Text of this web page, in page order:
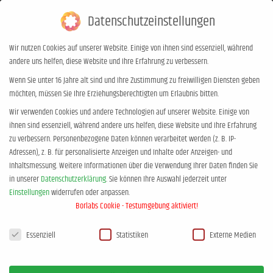
0,00€
Archives:Sonnensaal, Hotel
Sonne, Kugelgasse 2, 9450
Altstätten
Sie befinden sich hier:
Start
Datenschutzeinstellungen
Wir nutzen Cookies auf unserer Website. Einige von ihnen sind essenziell, während
andere uns helfen, diese Website und Ihre Erfahrung zu verbessern.
Wenn Sie unter 16 Jahre alt sind und Ihre Zustimmung zu freiwilligen Diensten geben
möchten, müssen Sie Ihre Erziehungsberechtigten um Erlaubnis bitten.
Wir verwenden Cookies und andere Technologien auf unserer Website. Einige von
ihnen sind essenziell, während andere uns helfen, diese Website und Ihre Erfahrung
zu verbessern.Personenbezogene Daten können verarbeitet werden (z. B. IP-
Adressen), z. B. für personalisierte Anzeigen und Inhalte oder Anzeigen- und
Inhaltsmessung.Weitere Informationen über die Verwendung Ihrer Daten finden Sie
in unsererDatenschutzerklärung.Sie können Ihre Auswahl jederzeit unter
Einstellungenwiderrufen oder anpassen.
Borlabs Cookie - Testumgebung aktiviert!
Datenschutzeinstellungen
Essenziell Statistiken Externe Medien